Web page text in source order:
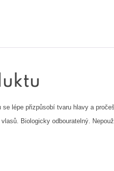
lépe přizpůsobí tvaru hlavy a
Biologicky odbouratelný.